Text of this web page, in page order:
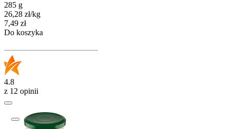
285 g
26,28 zł/kg
Cena
7,49 zł
Do koszyka
4.8
z 12 opinii